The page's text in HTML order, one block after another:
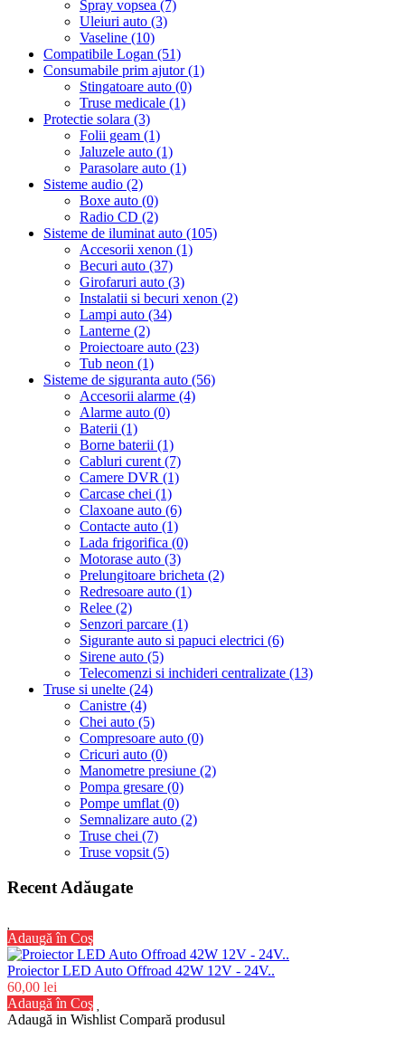
Spray vopsea (7)
Uleiuri auto (3)
Vaseline (10)
Compatibile Logan (51)
Consumabile prim ajutor (1)
Stingatoare auto (0)
Truse medicale (1)
Protectie solara (3)
Folii geam (1)
Jaluzele auto (1)
Parasolare auto (1)
Sisteme audio (2)
Boxe auto (0)
Radio CD (2)
Sisteme de iluminat auto (105)
Accesorii xenon (1)
Becuri auto (37)
Girofaruri auto (3)
Instalatii si becuri xenon (2)
Lampi auto (34)
Lanterne (2)
Proiectoare auto (23)
Tub neon (1)
Sisteme de siguranta auto (56)
Accesorii alarme (4)
Alarme auto (0)
Baterii (1)
Borne baterii (1)
Cabluri curent (7)
Camere DVR (1)
Carcase chei (1)
Claxoane auto (6)
Contacte auto (1)
Lada frigorifica (0)
Motorase auto (3)
Prelungitoare bricheta (2)
Redresoare auto (1)
Relee (2)
Senzori parcare (1)
Sigurante auto si papuci electrici (6)
Sirene auto (5)
Telecomenzi si inchideri centralizate (13)
Truse si unelte (24)
Canistre (4)
Chei auto (5)
Compresoare auto (0)
Cricuri auto (0)
Manometre presiune (2)
Pompa gresare (0)
Pompe umflat (0)
Semnalizare auto (2)
Truse chei (7)
Truse vopsit (5)
Recent Adăugate
Adaugă în Coş
Proiector LED Auto Offroad 42W 12V - 24V..
60,00 lei
Adaugă în Coş
Adaugă in Wishlist Compară produsul